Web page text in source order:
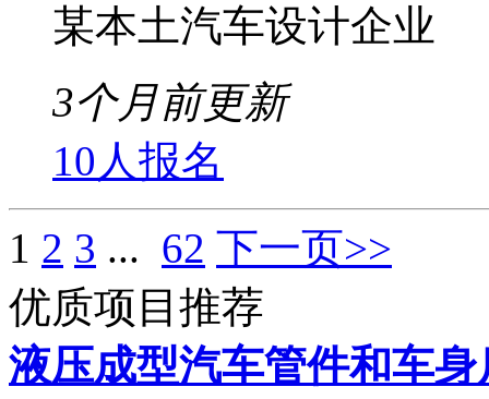
某本土汽车设计企业
3个月前更新
10人报名
1 2 3 ... 62 下一页>>
优质项目推荐
液压成型汽车管件和车